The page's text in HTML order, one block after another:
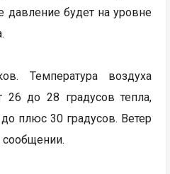
давление будет на уровне
Температура воздуха
26 до 28 градусов тепла,
плюс 30 градусов. Ветер
сообщении.